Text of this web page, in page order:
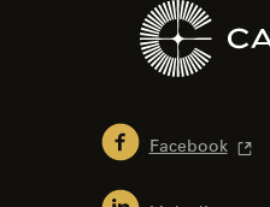
Facebook